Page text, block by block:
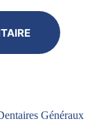
Généraux